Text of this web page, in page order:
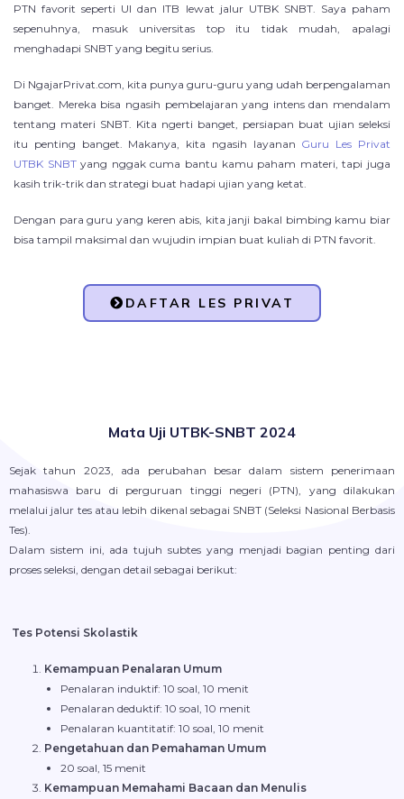
PTN favorit seperti UI dan ITB lewat jalur UTBK SNBT. Saya paham
sepenuhnya, masuk universitas top itu tidak mudah, apalagi
menghadapi SNBT yang begitu serius.
Di NgajarPrivat.com, kita punya guru-guru yang udah berpengalaman
banget. Mereka bisa ngasih pembelajaran yang intens dan mendalam
tentang materi SNBT. Kita ngerti banget, persiapan buat ujian seleksi
itu penting banget. Makanya, kita ngasih layanan Guru Les Privat
UTBK SNBTyang nggak cuma bantu kamu paham materi, tapi juga
kasih trik-trik dan strategi buat hadapi ujian yang ketat.
Dengan para guru yang keren abis, kita janji bakal bimbing kamu biar
bisa tampil maksimal dan wujudin impian buat kuliah di PTN favorit.
DAFTAR LES PRIVAT
Mata Uji UTBK-SNBT 2024
Sejak tahun 2023, ada perubahan besar dalam sistem penerimaan
mahasiswa baru di perguruan tinggi negeri (PTN), yang dilakukan
melalui jalur tes atau lebih dikenal sebagai SNBT (Seleksi Nasional Berbasis
Tes).
Dalam sistem ini, ada tujuh subtes yang menjadi bagian penting dari
proses seleksi, dengan detail sebagai berikut:
Tes Potensi Skolastik
Kemampuan Penalaran Umum
Penalaran induktif: 10 soal, 10 menit
Penalaran deduktif: 10 soal, 10 menit
Penalaran kuantitatif: 10 soal, 10 menit
Pengetahuan dan Pemahaman Umum
20 soal, 15 menit
Kemampuan Memahami Bacaan dan Menulis